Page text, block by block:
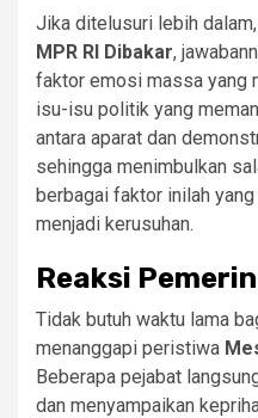
Jika ditelusuri lebih
MPR RI Dibakar,
faktor emosi massa yang
isu-isu politik yang
antara aparat dan
sehingga menimbulkan
berbagai faktor inilah
menjadi kerusuhan.
Reaksi
Tidak butuh waktu lama
menanggapi peristiwa
Beberapa pejabat
dan menyampaikan